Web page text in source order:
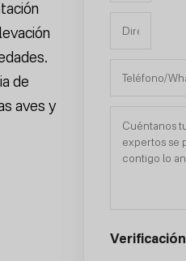
de
aves y
Verificación